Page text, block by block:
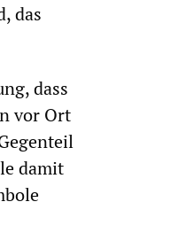
das
dass
vor Ort
damit